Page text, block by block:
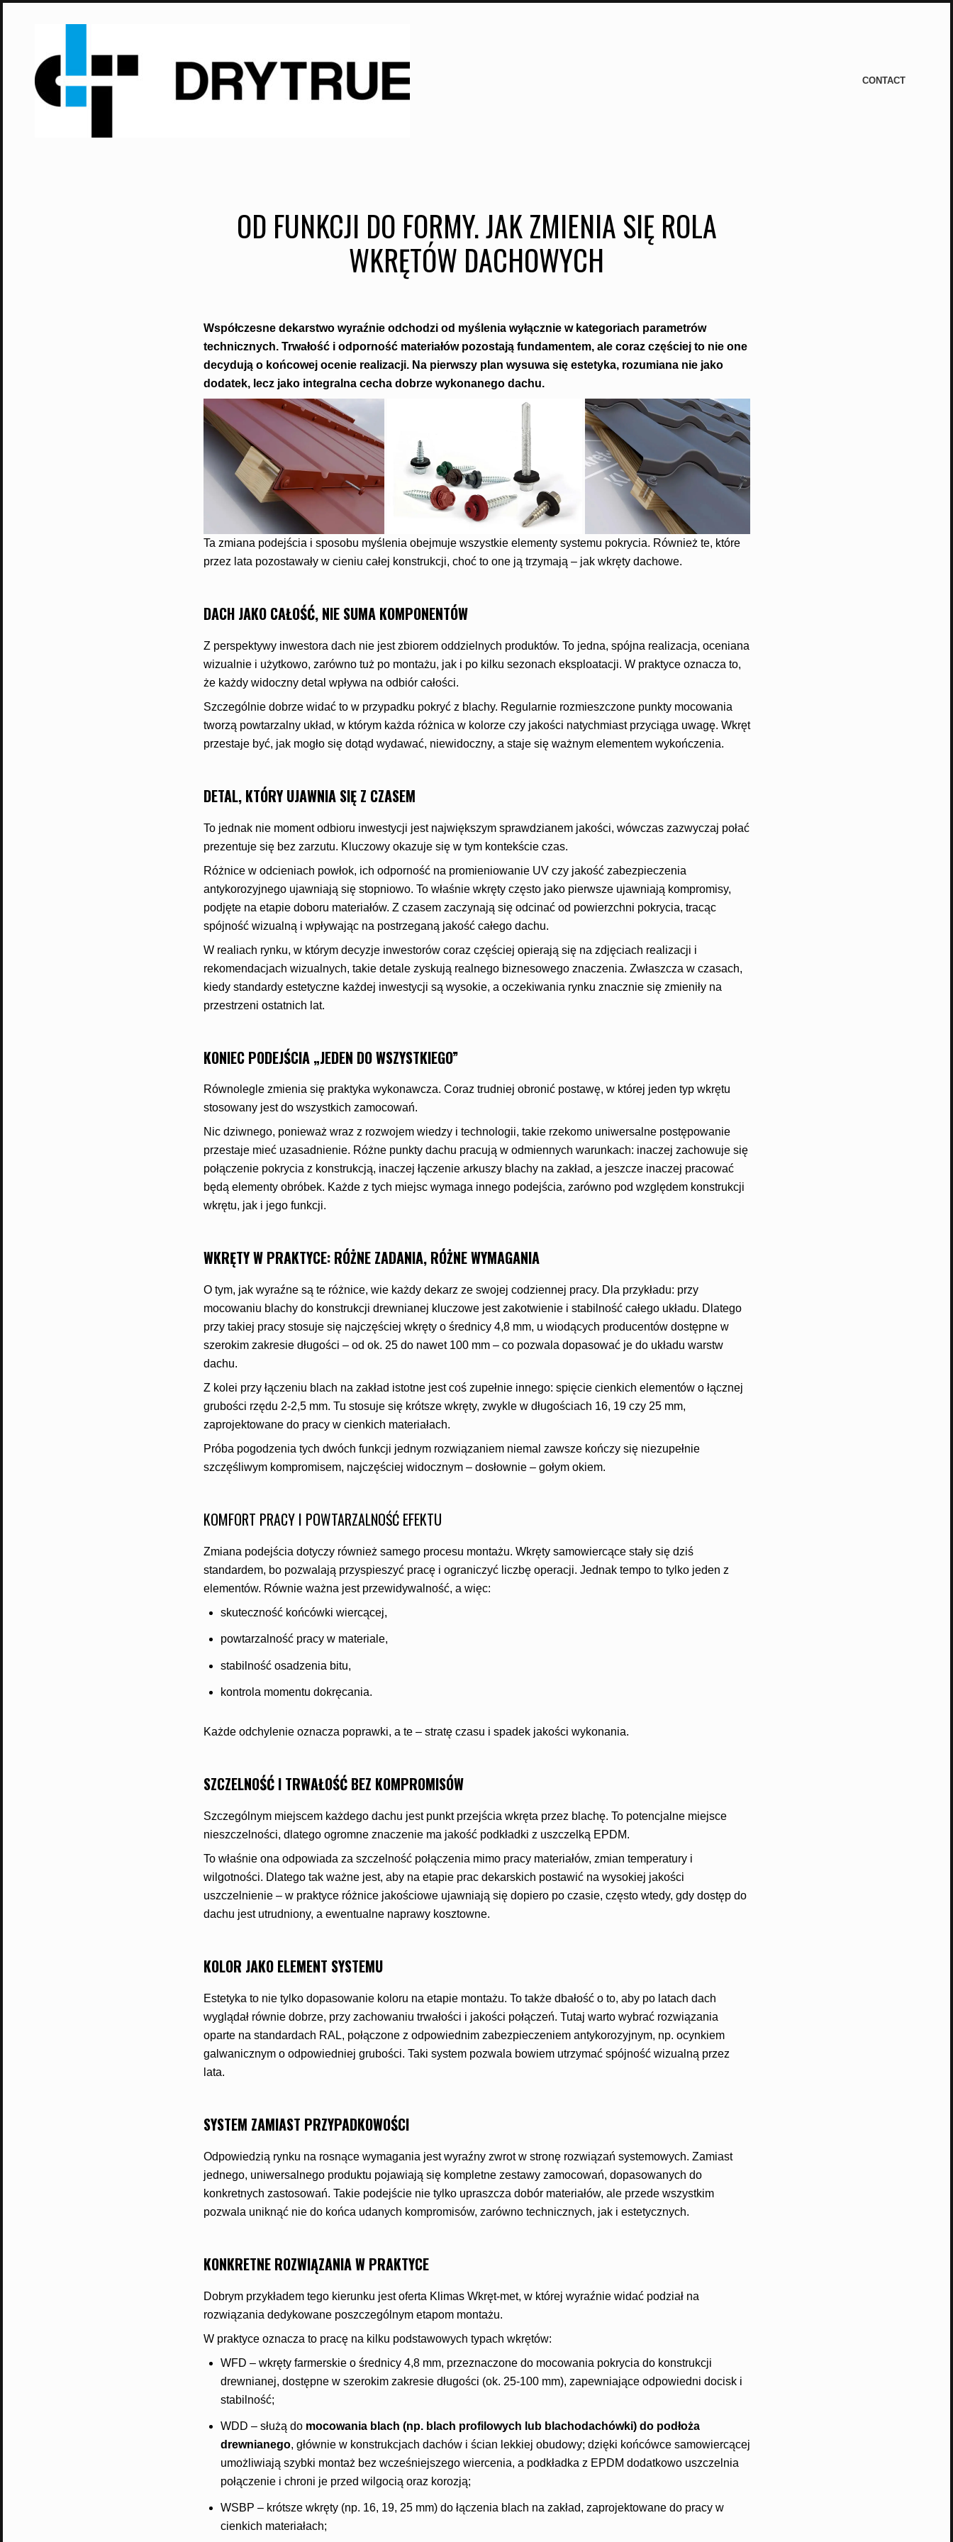
Skip
CONTACT
OD FUNKCJI DO FORMY. JAK ZMIENIA SIĘ ROLA
WKRĘTÓW DACHOWYCH
Współczesne dekarstwo wyraźnie odchodzi od myślenia wyłącznie w kategoriach parametrów
technicznych. Trwałość i odporność materiałów pozostają fundamentem, ale coraz częściej to nie one
decydują o końcowej ocenie realizacji. Na pierwszy plan wysuwa się estetyka, rozumiana nie jako
dodatek, lecz jako integralna cecha dobrze wykonanego dachu.
Ta zmiana podejścia i sposobu myślenia obejmuje wszystkie elementy systemu pokrycia. Również te, które
przez lata pozostawały w cieniu całej konstrukcji, choć to one ją trzymają – jak wkręty dachowe.
DACH JAKO CAŁOŚĆ, NIE SUMA KOMPONENTÓW
Z perspektywy inwestora dach nie jest zbiorem oddzielnych produktów. To jedna, spójna realizacja, oceniana
wizualnie i użytkowo, zarówno tuż po montażu, jak i po kilku sezonach eksploatacji. W praktyce oznacza to,
że każdy widoczny detal wpływa na odbiór całości.
Szczególnie dobrze widać to w przypadku pokryć z blachy. Regularnie rozmieszczone punkty mocowania
tworzą powtarzalny układ, w którym każda różnica w kolorze czy jakości natychmiast przyciąga uwagę. Wkręt
przestaje być, jak mogło się dotąd wydawać, niewidoczny, a staje się ważnym elementem wykończenia.
DETAL, KTÓRY UJAWNIA SIĘ Z CZASEM
To jednak nie moment odbioru inwestycji jest największym sprawdzianem jakości, wówczas zazwyczaj połać
prezentuje się bez zarzutu. Kluczowy okazuje się w tym kontekście czas.
Różnice w odcieniach powłok, ich odporność na promieniowanie UV czy jakość zabezpieczenia
antykorozyjnego ujawniają się stopniowo. To właśnie wkręty często jako pierwsze ujawniają kompromisy,
podjęte na etapie doboru materiałów. Z czasem zaczynają się odcinać od powierzchni pokrycia, tracąc
spójność wizualną i wpływając na postrzeganą jakość całego dachu.
W realiach rynku, w którym decyzje inwestorów coraz częściej opierają się na zdjęciach realizacji i
rekomendacjach wizualnych, takie detale zyskują realnego biznesowego znaczenia. Zwłaszcza w czasach,
kiedy standardy estetyczne każdej inwestycji są wysokie, a oczekiwania rynku znacznie się zmieniły na
przestrzeni ostatnich lat.
KONIEC PODEJŚCIA „JEDEN DO WSZYSTKIEGO”
Równolegle zmienia się praktyka wykonawcza. Coraz trudniej obronić postawę, w której jeden typ wkrętu
stosowany jest do wszystkich zamocowań.
Nic dziwnego, ponieważ wraz z rozwojem wiedzy i technologii, takie rzekomo uniwersalne postępowanie
przestaje mieć uzasadnienie. Różne punkty dachu pracują w odmiennych warunkach: inaczej zachowuje się
połączenie pokrycia z konstrukcją, inaczej łączenie arkuszy blachy na zakład, a jeszcze inaczej pracować
będą elementy obróbek. Każde z tych miejsc wymaga innego podejścia, zarówno pod względem konstrukcji
wkrętu, jak i jego funkcji.
WKRĘTY W PRAKTYCE: RÓŻNE ZADANIA, RÓŻNE WYMAGANIA
O tym, jak wyraźne są te różnice, wie każdy dekarz ze swojej codziennej pracy. Dla przykładu: przy
mocowaniu blachy do konstrukcji drewnianej kluczowe jest zakotwienie i stabilność całego układu. Dlatego
przy takiej pracy stosuje się najczęściej wkręty o średnicy 4,8 mm, u wiodących producentów dostępne w
szerokim zakresie długości – od ok. 25 do nawet 100 mm – co pozwala dopasować je do układu warstw
dachu.
Z kolei przy łączeniu blach na zakład istotne jest coś zupełnie innego: spięcie cienkich elementów o łącznej
grubości rzędu 2-2,5 mm. Tu stosuje się krótsze wkręty, zwykle w długościach 16, 19 czy 25 mm,
zaprojektowane do pracy w cienkich materiałach.
Próba pogodzenia tych dwóch funkcji jednym rozwiązaniem niemal zawsze kończy się niezupełnie
szczęśliwym kompromisem, najczęściej widocznym – dosłownie – gołym okiem.
KOMFORT PRACY I POWTARZALNOŚĆ EFEKTU
Zmiana podejścia dotyczy również samego procesu montażu. Wkręty samowiercące stały się dziś
standardem, bo pozwalają przyspieszyć pracę i ograniczyć liczbę operacji. Jednak tempo to tylko jeden z
elementów. Równie ważna jest przewidywalność, a więc:
skuteczność końcówki wiercącej,
powtarzalność pracy w materiale,
stabilność osadzenia bitu,
kontrola momentu dokręcania.
Każde odchylenie oznacza poprawki, a te – stratę czasu i spadek jakości wykonania.
SZCZELNOŚĆ I TRWAŁOŚĆ BEZ KOMPROMISÓW
Szczególnym miejscem każdego dachu jest punkt przejścia wkręta przez blachę. To potencjalne miejsce
nieszczelności, dlatego ogromne znaczenie ma jakość podkładki z uszczelką EPDM.
To właśnie ona odpowiada za szczelność połączenia mimo pracy materiałów, zmian temperatury i
wilgotności. Dlatego tak ważne jest, aby na etapie prac dekarskich postawić na wysokiej jakości
uszczelnienie – w praktyce różnice jakościowe ujawniają się dopiero po czasie, często wtedy, gdy dostęp do
dachu jest utrudniony, a ewentualne naprawy kosztowne.
KOLOR JAKO ELEMENT SYSTEMU
Estetyka to nie tylko dopasowanie koloru na etapie montażu. To także dbałość o to, aby po latach dach
wyglądał równie dobrze, przy zachowaniu trwałości i jakości połączeń. Tutaj warto wybrać rozwiązania
oparte na standardach RAL, połączone z odpowiednim zabezpieczeniem antykorozyjnym, np. ocynkiem
galwanicznym o odpowiedniej grubości. Taki system pozwala bowiem utrzymać spójność wizualną przez
lata.
SYSTEM ZAMIAST PRZYPADKOWOŚCI
Odpowiedzią rynku na rosnące wymagania jest wyraźny zwrot w stronę rozwiązań systemowych. Zamiast
jednego, uniwersalnego produktu pojawiają się kompletne zestawy zamocowań, dopasowanych do
konkretnych zastosowań. Takie podejście nie tylko upraszcza dobór materiałów, ale przede wszystkim
pozwala uniknąć nie do końca udanych kompromisów, zarówno technicznych, jak i estetycznych.
KONKRETNE ROZWIĄZANIA W PRAKTYCE
Dobrym przykładem tego kierunku jest oferta Klimas Wkręt-met, w której wyraźnie widać podział na
rozwiązania dedykowane poszczególnym etapom montażu.
W praktyce oznacza to pracę na kilku podstawowych typach wkrętów:
WFD – wkręty farmerskie o średnicy 4,8 mm, przeznaczone do mocowania pokrycia do konstrukcji
drewnianej, dostępne w szerokim zakresie długości (ok. 25-100 mm), zapewniające odpowiedni docisk i
stabilność;
WDD – służą do mocowania blach (np. blach profilowych lub blachodachówki) do podłoża
drewnianego, głównie w konstrukcjach dachów i ścian lekkiej obudowy; dzięki końcówce samowiercącej
umożliwiają szybki montaż bez wcześniejszego wiercenia, a podkładka z EPDM dodatkowo uszczelnia
połączenie i chroni je przed wilgocią oraz korozją;
WSBP – krótsze wkręty (np. 16, 19, 25 mm) do łączenia blach na zakład, zaprojektowane do pracy w
cienkich materiałach;